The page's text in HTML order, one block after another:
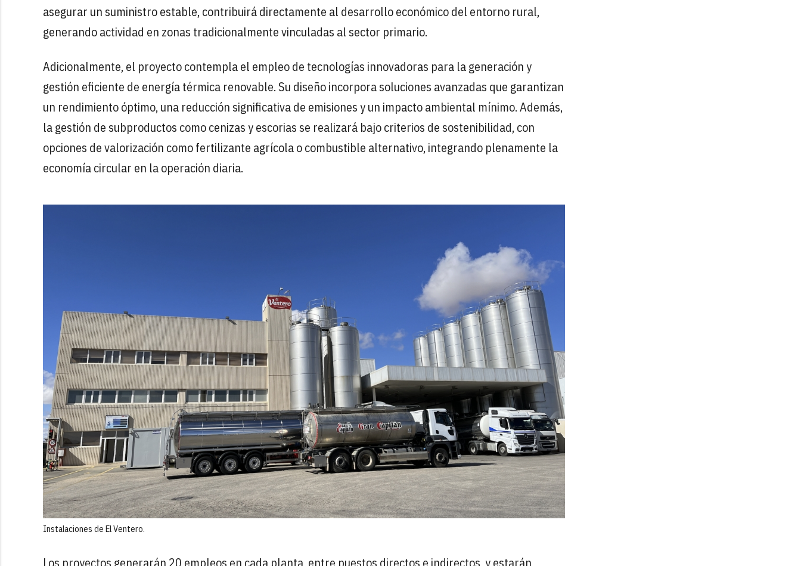
asegurar un suministro estable, contribuirá directamente al desarrollo económico del entorno rural,
generando actividad en zonas tradicionalmente vinculadas al sector primario.
Adicionalmente, el proyecto contempla el empleo de tecnologías innovadoras para la generación y
gestión eficiente de energía térmica renovable. Su diseño incorpora soluciones avanzadas que garantizan
un rendimiento óptimo, una reducción significativa de emisiones y un impacto ambiental mínimo. Además,
la gestión de subproductos como cenizas y escorias se realizará bajo criterios de sostenibilidad, con
opciones de valorización como fertilizante agrícola o combustible alternativo, integrando plenamente la
economía circular en la operación diaria.
Instalaciones de El Ventero.
Los proyectos generarán 20 empleos en cada planta, entre puestos directos e indirectos, y estarán